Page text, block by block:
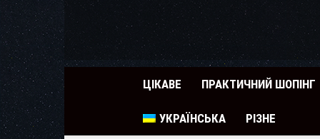
ЦІКАВЕ ПРАКТИЧНИЙ ШОПІНГ
УКРАЇНСЬКА РІЗНЕ